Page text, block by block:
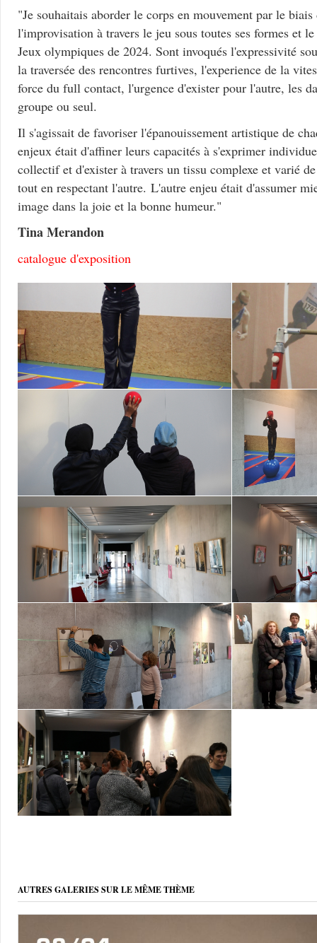
"Je souhaitais aborder le corps en mouvement par le
l'improvisation à travers le jeu sous toutes ses formes et
Jeux olympiques de 2024. Sont invoqués l'expressivité
la traversée des rencontres furtives, l'experience de la
force du full contact, l'urgence d'exister pour l'autre, les
groupe ou seul.
Il s'agissait de favoriser l'épanouissement artistique de
enjeux était d'affiner leurs capacités à s'exprimer
collectif et d'exister à travers un tissu complexe et varié
tout en respectant l'autre. L'autre enjeu était d'assumer
image dans la joie et la bonne humeur."
Tina Merandon
catalogue d'exposition
AUTRES GALERIES SUR LE MÊME THÈME